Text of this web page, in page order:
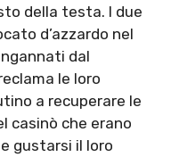
della testa. I due
d’azzardo nel
dal
le loro
a recuperare le
casinò che erano
gustarsi il loro